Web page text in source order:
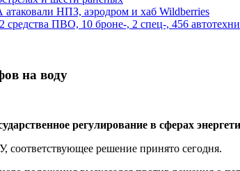
НПЗ, аэродром и хаб Wildberries
ПВО, 10 броне-, 2 спец-, 456
на воду
регулирование в сферах
решение принято сегодня.